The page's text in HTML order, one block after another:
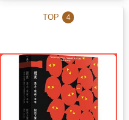
TOP 4